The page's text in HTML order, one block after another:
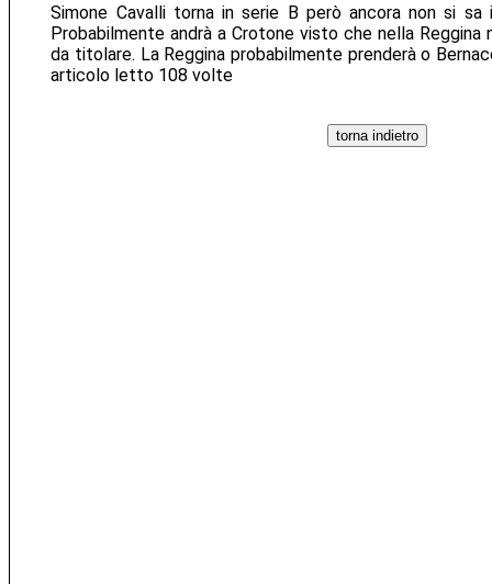
Simone Cavalli torna in serie B però ancora non si sa
Probabilmente andrà a Crotone visto che nella
da titolare. La Reggina probabilmente prenderà o
articolo letto 108 volte